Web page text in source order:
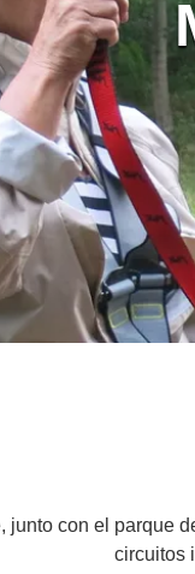
junto con el parque
circuitos